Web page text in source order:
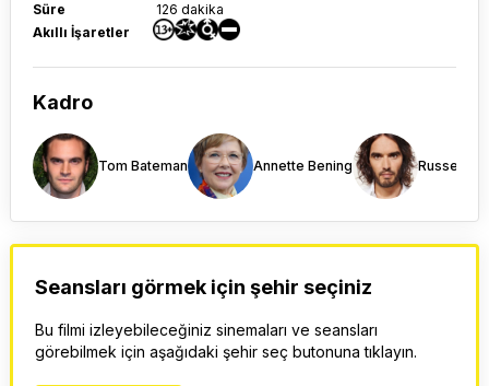
Süre
126 dakika
Akıllı İşaretler
Kadro
Tom Bateman Annette Bening Russell
Seansları görmek için şehir seçiniz
Bu filmi izleyebileceğiniz sinemaları ve seansları
görebilmek için aşağıdaki şehir seç butonuna tıklayın.